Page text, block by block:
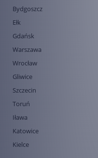
Bydgoszcz
Ełk
Gdańsk
Warszawa
Wrocław
Gliwice
Szczecin
Toruń
Iława
Katowice
Kielce